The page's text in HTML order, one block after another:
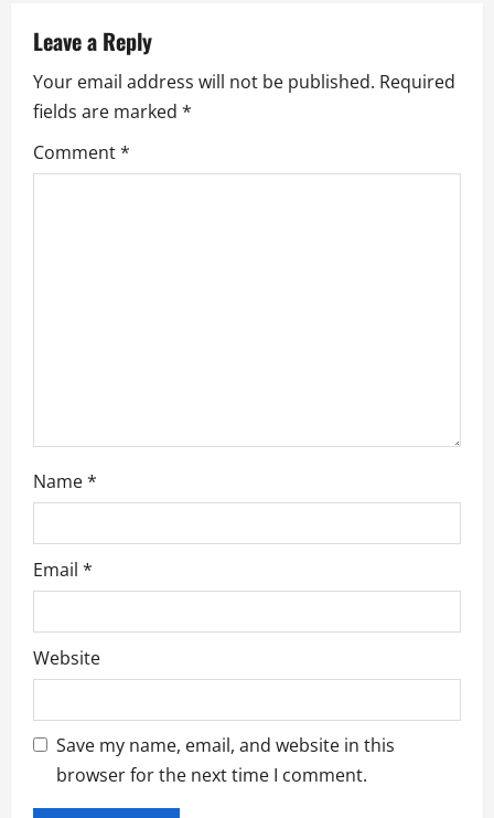
a
v
i
g
Leave a Reply
Your email address will not be published. Required
fields are marked *
Comment*
Name*
Email *
Website
Save my name, email, and website in this
browser for the next time I comment.